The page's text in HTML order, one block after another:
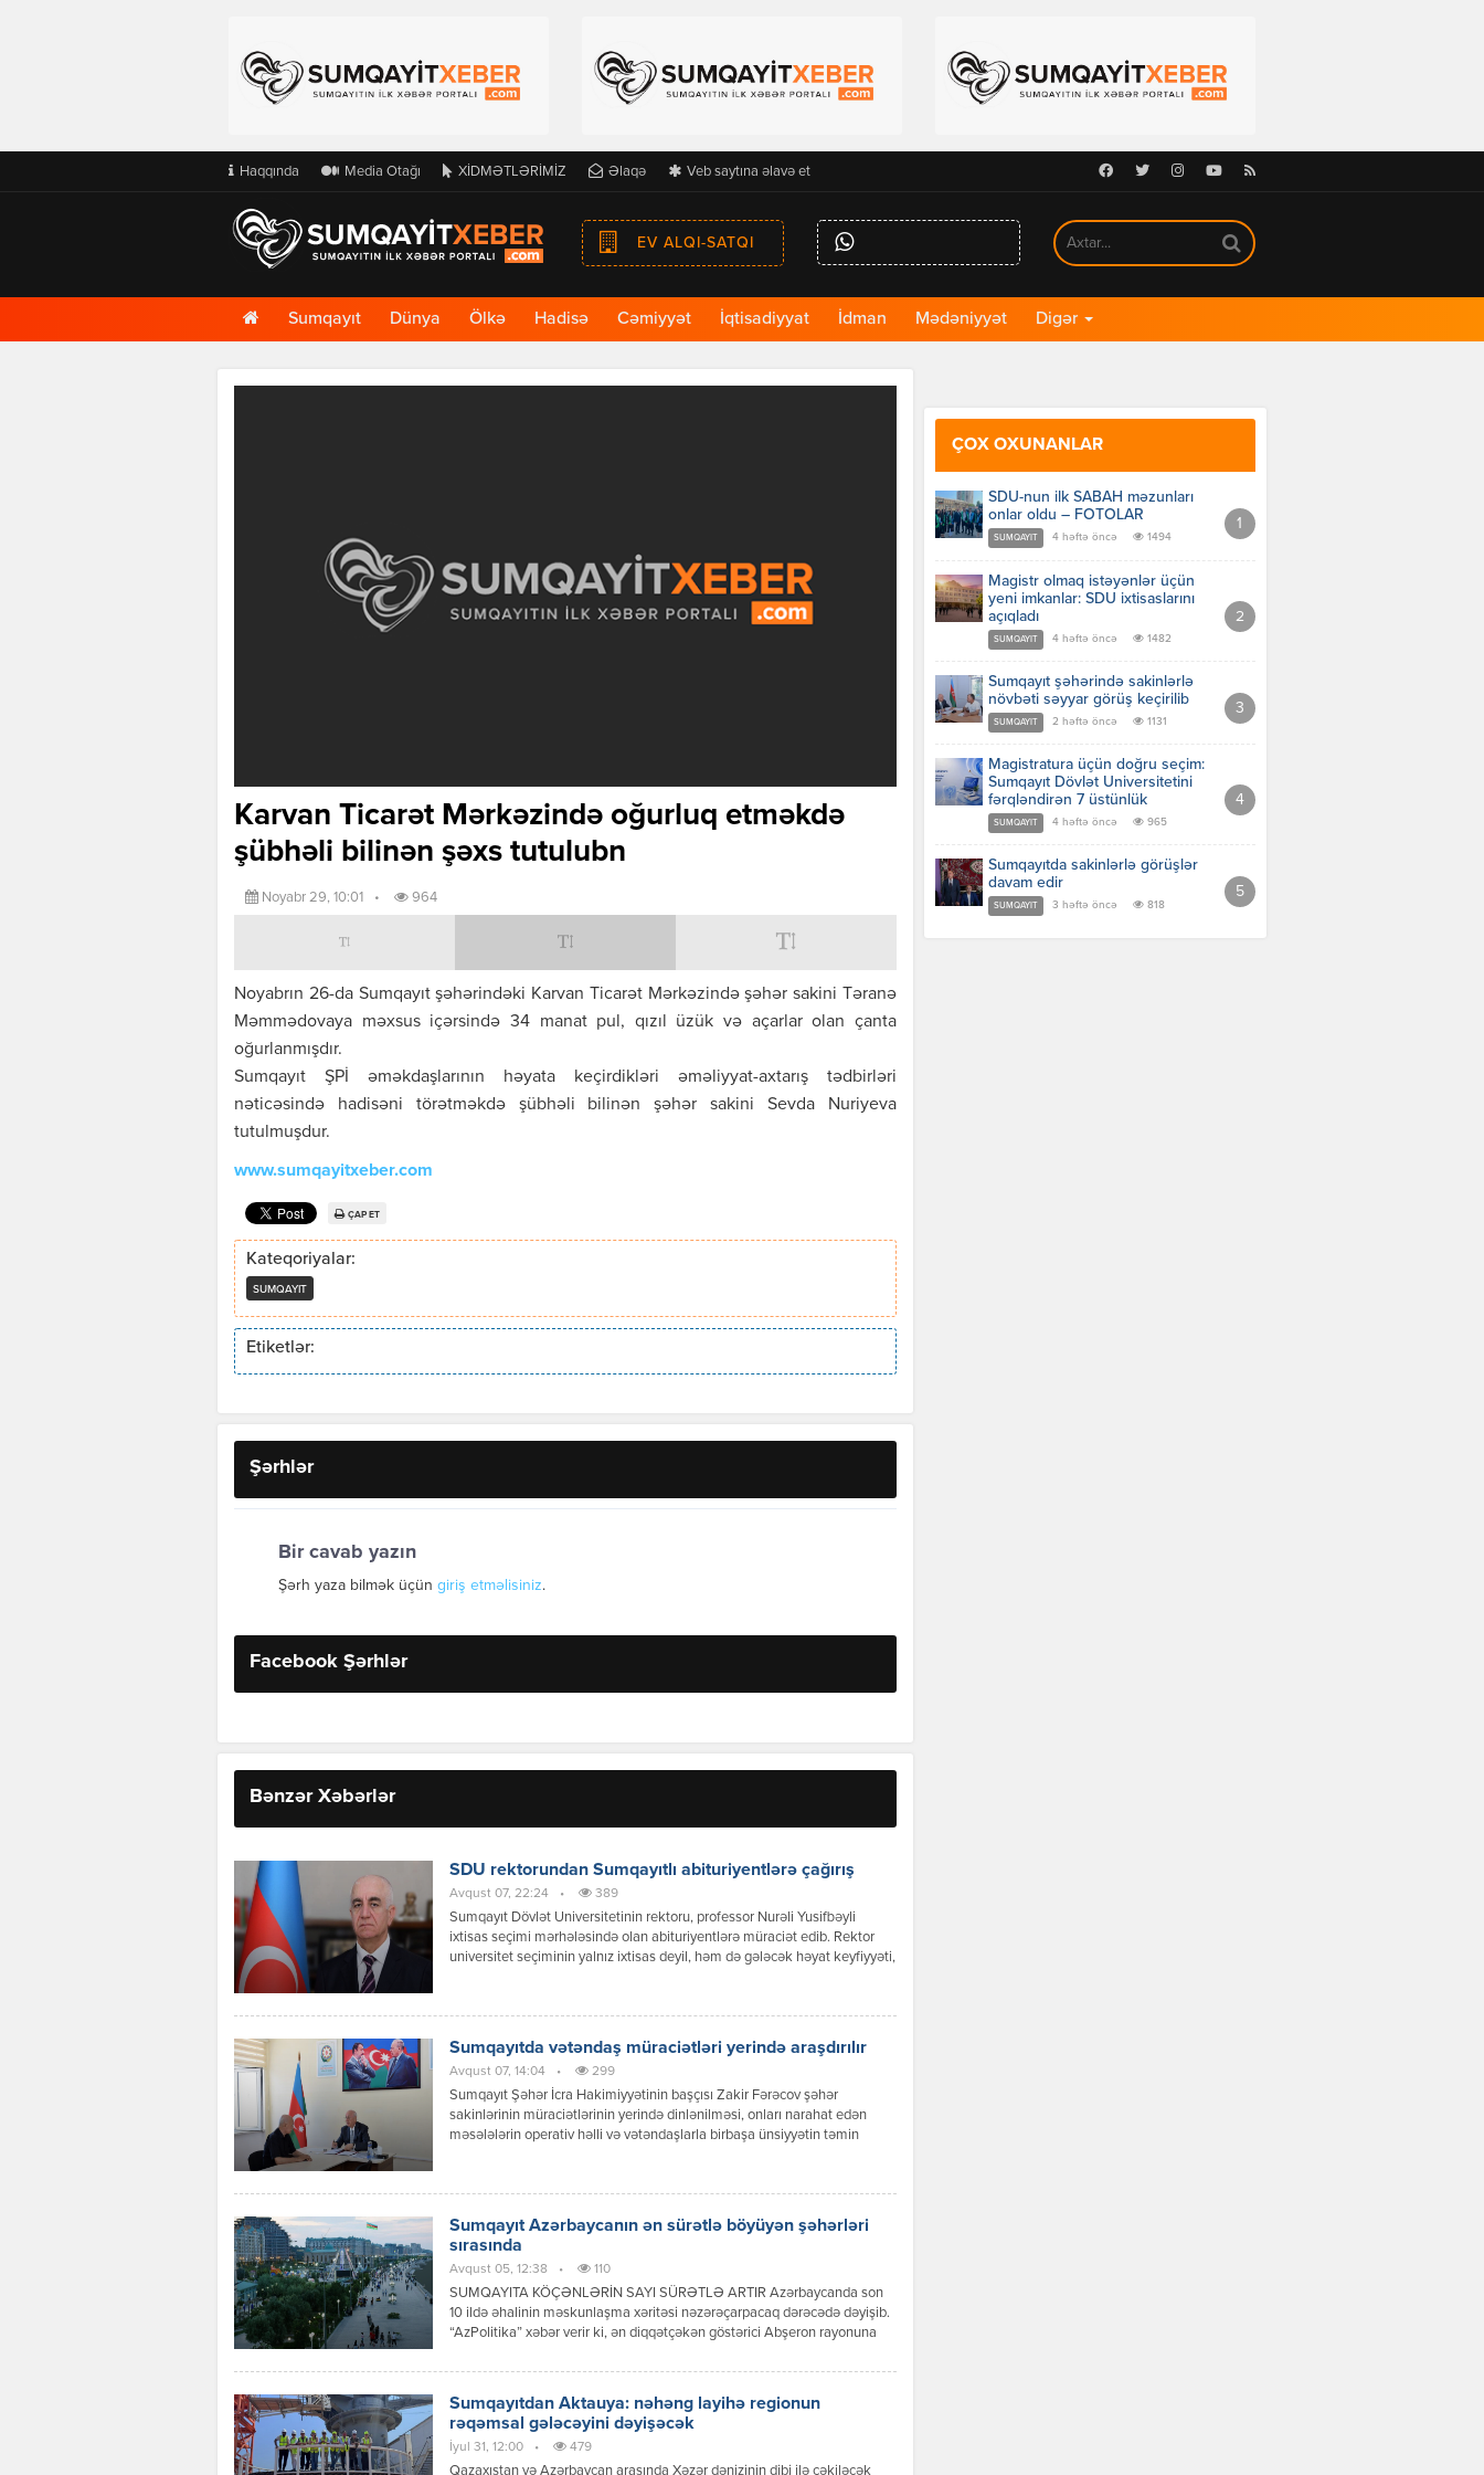
Haqqında Media Otağı XİDMƏTLƏRİMİZ Əlaqə Veb saytına əlavə et Facebook
TwitterInstagramYoutubeRSS
EV ALQI-SATQI
Ana
Səhifə
Sumqayıt Dünya Ölkə Hadisə Cəmiyyət İqtisadiyyat İdman Mədəniyyət Digər
Karvan Ticarət Mərkəzində oğurluq etməkdə
şübhəli bilinən şəxs tutulubn
Noyabr 29, 10:01 • 964
Noyabrın 26-da Sumqayıt şəhərindəki Karvan Ticarət Mərkəzində şəhər sakini Təranə
Məmmədovaya məxsus içərsində 34 manat pul, qızıl üzük və açarlar olan çanta
oğurlanmışdır.
Sumqayıt ŞPİ əməkdaşlarının həyata keçirdikləri əməliyyat-axtarış tədbirləri
nəticəsində hadisəni törətməkdə şübhəli bilinən şəhər sakini Sevda Nuriyeva
tutulmuşdur.
www.sumqayitxeber.com
ÇAP ET
Kateqoriyalar:
SUMQAYIT
Etiketlər:
Şərhlər
Bir cavab yazın
Şərh yaza bilmək üçün giriş etməlisiniz.
Facebook Şərhlər
Bənzər Xəbərlər
SDU rektorundan Sumqayıtlı abituriyentlərə çağırış
Avqust 07, 22:24 • 389
Sumqayıt Dövlət Universitetinin rektoru, professor Nurəli Yusifbəyli
ixtisas seçimi mərhələsində olan abituriyentlərə müraciət edib. Rektor
universitet seçiminin yalnız ixtisas deyil, həm də gələcək həyat keyfiyyəti,
şəhərlərə təhsil almaq üçün gedib-gələn gənclərin üzləşdiyi vaxt itkisi,
Sumqayıtda vətəndaş müraciətləri yerində araşdırılır
Avqust 07, 14:04 • 299
Sumqayıt Şəhər İcra Hakimiyyətinin başçısı Zakir Fərəcov şəhər
sakinlərinin müraciətlərinin yerində dinlənilməsi, onları narahat edən
məsələlərin operativ həlli və vətəndaşlarla birbaşa ünsiyyətin təmin
məsul əməkdaşları, aidiyyəti idarə, müəssisə və xidmət sahələrinin
Sumqayıt Azərbaycanın ən sürətlə böyüyən şəhərləri
sırasında
Avqust 05, 12:38 • 110
SUMQAYITA KÖÇƏNLƏRİN SAYI SÜRƏTLƏ ARTIR Azərbaycanda son
10 ildə əhalinin məskunlaşma xəritəsi nəzərəçarpacaq dərəcədə dəyişib.
“AzPolitika” xəbər verir ki, ən diqqətçəkən göstərici Abşeron rayonuna
nümayiş etdirib. Bu artımın əsas səbəbləri Bakının genişlənməsi, yeni
paytaxtda mənzil qiymətlərinin yüksək […]
Sumqayıtdan Aktauya: nəhəng layihə regionun
rəqəmsal gələcəyini dəyişəcək
İyul 31, 12:00 • 479
Qazaxıstan və Azərbaycan arasında Xəzər dənizinin dibi ilə çəkiləcək
ÇOX OXUNANLAR
SDU-nun ilk SABAH məzunları
onlar oldu – FOTOLAR
SUMQAYIT 4 həftə öncə 1494
Magistr olmaq istəyənlər üçün
yeni imkanlar: SDU ixtisaslarını
açıqladı
SUMQAYIT 4 həftə öncə 1482
Sumqayıt şəhərində sakinlərlə
növbəti səyyar görüş keçirilib
SUMQAYIT 2 həftə öncə 1131
Magistratura üçün doğru seçim:
Sumqayıt Dövlət Universitetini
fərqləndirən 7 üstünlük
SUMQAYIT 4 həftə öncə 965
Sumqayıtda sakinlərlə görüşlər
davam edir
SUMQAYIT 3 həftə öncə 818